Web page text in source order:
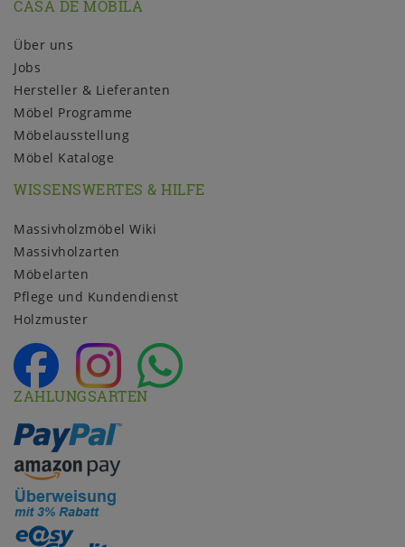
CASA DE MOBILA
Über uns
Jobs
Hersteller & Lieferanten
Möbel Programme
Möbelausstellung
Möbel Kataloge
WISSENSWERTES & HILFE
Massivholzmöbel Wiki
Massivholzarten
Möbelarten
Pflege und Kundendienst
Holzmuster
ZAHLUNGSARTEN